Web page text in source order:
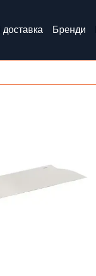
доставка Бренди